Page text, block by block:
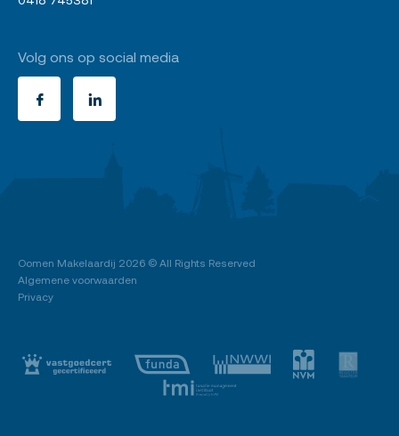
Volg ons op social media
Oomen Makelaardij 2026 © All Rights Reserved
Algemene voorwaarden
Privacy